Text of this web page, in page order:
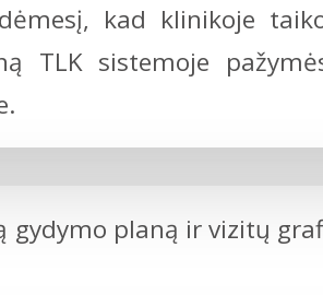
kad klinikoje
TLK sistemoje
gydymo planą ir vizitų